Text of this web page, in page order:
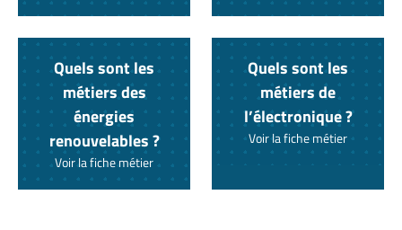
Quels sont les
métiers des
énergies
renouvelables ?
Voir la fiche métier
Quels sont les
métiers de
l’électronique ?
Voir la fiche métier